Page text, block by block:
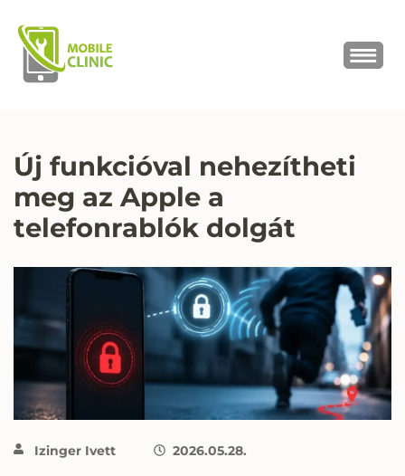
Új funkcióval nehezítheti
meg az Apple a
telefonrablók dolgát
Izinger Ivett 2026.05.28.